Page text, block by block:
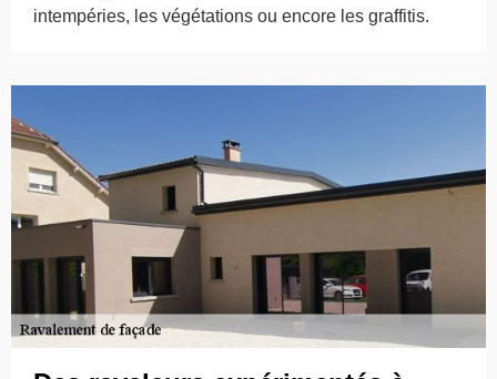
intempéries, les végétations ou encore les graffitis.